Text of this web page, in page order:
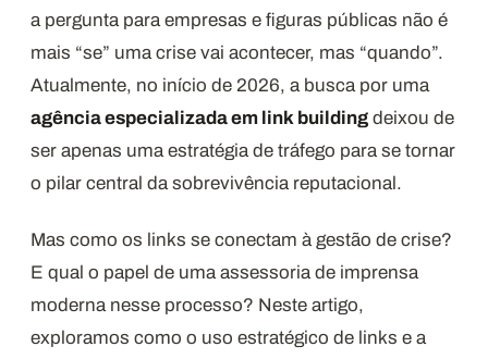
a pergunta para empresas e figuras públicas não é
mais “se” uma crise vai acontecer, mas “quando”.
Atualmente, no início de 2026, a busca por uma
agência especializada em link building deixou de
ser apenas uma estratégia de tráfego para se tornar
o pilar central da sobrevivência reputacional.
Mas como os links se conectam à gestão de crise?
E qual o papel de uma assessoria de imprensa
moderna nesse processo? Neste artigo,
exploramos como o uso estratégico de links e a